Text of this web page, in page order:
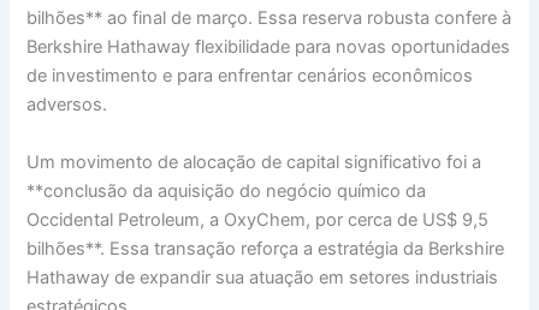
bilhões** ao final de março. Essa reserva robusta confere à
Berkshire Hathaway flexibilidade para novas oportunidades
de investimento e para enfrentar cenários econômicos
adversos.
Um movimento de alocação de capital significativo foi a
**conclusão da aquisição do negócio químico da
Occidental Petroleum, a OxyChem, por cerca de US$ 9,5
bilhões**. Essa transação reforça a estratégia da Berkshire
Hathaway de expandir sua atuação em setores industriais